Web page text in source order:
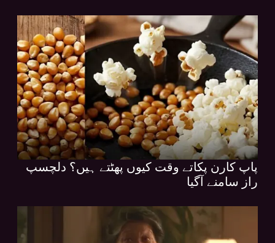
پاپ کارن پکاتے وقت کیوں پھٹتے ہیں؟ دلچسپ
راز سامنے آگیا